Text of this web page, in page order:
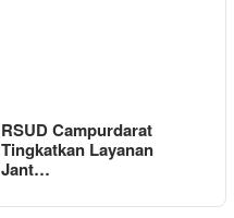
RSUD Campurdarat
Tingkatkan Layanan
Jant…